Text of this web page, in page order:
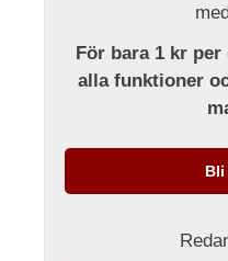
För bara 1 kr
alla funktioner
Bli